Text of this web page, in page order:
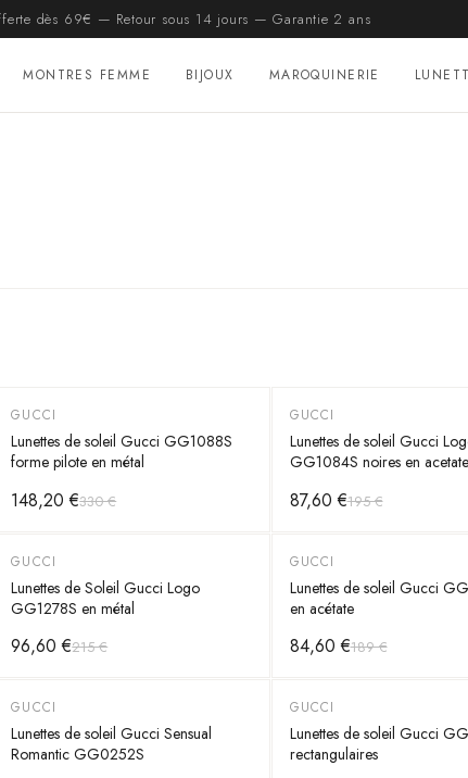
dès 69€ — Retour sous 14 jours — Garantie 2 ans
MONTRES FEMME BIJOUX MAROQUINERIE
-55 %
GUCCI
Lunettes de soleil Gucci GG1088S
forme pilote en métal
148,20 €330 €
-55%
GUCCI
Lunettes de soleil Gucci
GG1084S noires en acetate
87,60 €195 €
-55 %
GUCCI
Lunettes de Soleil Gucci Logo
GG1278S en métal
96,60 €215 €
-55%
GUCCI
Lunettes de soleil Gucci
en acétate
84,60 €189 €
-55 %
GUCCI
Lunettes de soleil Gucci Sensual
Romantic GG0252S
-55%
GUCCI
Lunettes de soleil Gucci
rectangulaires